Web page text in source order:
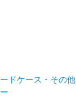
ドケース・その他